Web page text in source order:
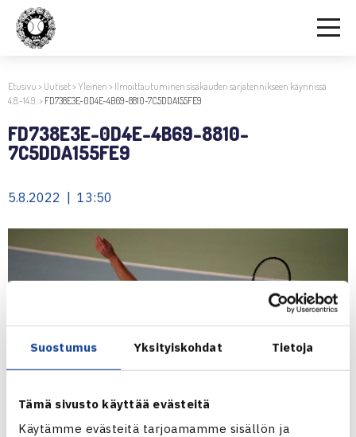
Suostumus Yksityiskohdat Tietoja
Tämä sivusto käyttää evästeitä
Käytämme evästeitä tarjoamamme sisällön ja
Etusivu > Uutiset>Yleinen > Ilmoittautuminen sisäkauden sarjatennikseen käynnissä
4.8.-14.9.> FD738E3E-0D4E-4B69-8810-7C5DDA155FE9
FD738E3E-0D4E-4B69-8810-
7C5DDA155FE9
5.8.2022 | 13:50